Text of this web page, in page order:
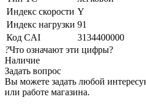
Индекс скорости Y
Индекс нагрузки 91
Код CAI
3134400000
?Что означают эти цифры?
Наличие
Задать вопрос
Вы можете задать любой
или работе магазина.